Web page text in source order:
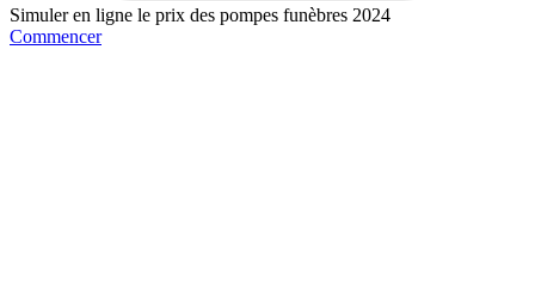
Simuler en ligne le prix des pompes funèbres 2024
Commencer